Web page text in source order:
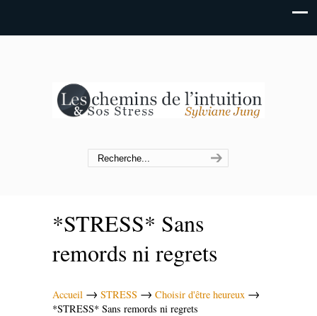
*STRESS* Sans
remords ni regrets
Accueil → STRESS → Choisir d'être heureux →
*STRESS* Sans remords ni regrets